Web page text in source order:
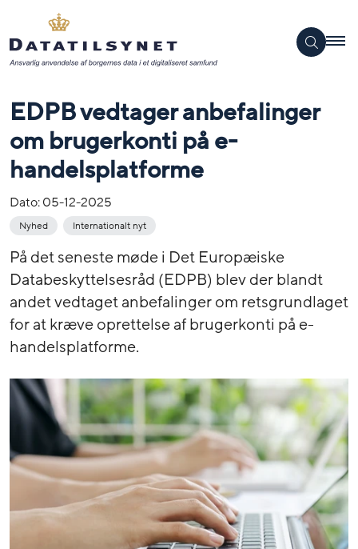
EDPB vedtager anbefalinger
om brugerkonti på e-
handelsplatforme
Dato:05-12-2025
Nyhed Internationalt nyt
På det seneste møde i Det Europæiske
Databeskyttelsesråd (EDPB) blev der blandt
andet vedtaget anbefalinger om retsgrundlaget
for at kræve oprettelse af brugerkonti på e-
handelsplatforme.